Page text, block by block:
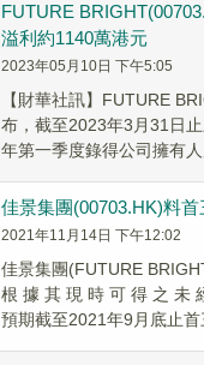
FUTURE
溢利約1140萬港元
2023年05月10日 下午5:05
【財華社訊】FUTURE
布，截至2023年3月31日
年第一季度錄得公司擁有人
佳景集團(00703.HK)料
2021年11月14日 下午12:02
佳景集團(FUTURE
根 據 其 現 時 可 得 之 未
預期截至2021年9月底止